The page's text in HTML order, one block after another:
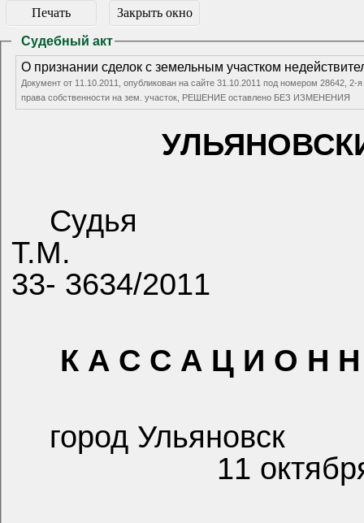
Печать Закрыть окно
Судебный акт
О признании сделок с земельным участком
Документ от 11.10.2011, опубликован на сайте 31.10.2011 под номером 28642, 2-
права собственности на зем. участок, РЕШЕНИЕ оставлено БЕЗ ИЗМЕНЕНИЯ
Судья
Т.М.
33- 3634/2011
К А С С А Ц И О Н
город Ульяновск
11